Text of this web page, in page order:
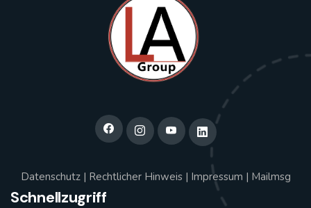
Datenschutz| Rechtlicher Hinweis| Impressum | Mailmsg
Schnellzugriff